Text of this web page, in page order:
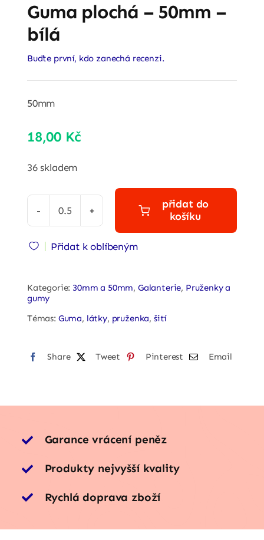
Guma plochá – 50mm –
bílá
Buďte první, kdo zanechá recenzi.
50mm
18,00 Kč
36 skladem
Guma
-
-
quantity
přidat do
košíku
Přidat k oblíbeným
Kategorie: 30mm a 50mm, Galanterie, Pruženky a
gumy
Témas: Guma, látky, pruženka, šití
Share Tweet Pinterest Email
Garance vrácení peněz
Produkty nejvyšší kvality
Rychlá doprava zboží